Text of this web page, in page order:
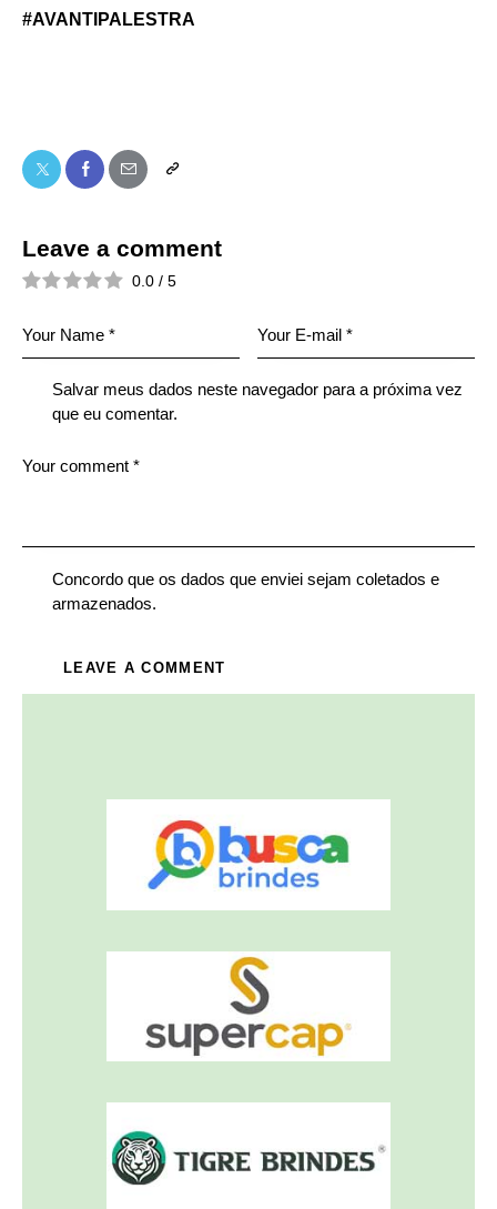
#AVANTIPALESTRA
Leave a comment
0.0 / 5
Salvar meus dados neste navegador para a próxima vez
que eu comentar.
Concordo que os dados que enviei sejam coletados e
armazenados.